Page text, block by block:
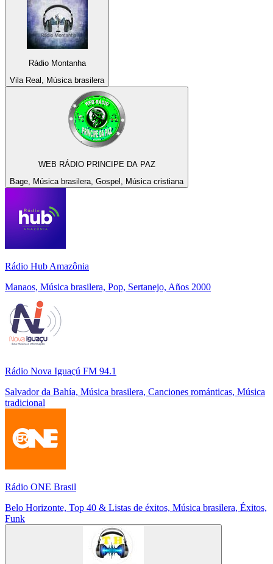
Rádio Montanha
Vila Real, Música brasilera
WEB RÁDIO PRINCIPE DA PAZ
Bage, Música brasilera, Gospel, Música cristiana
Rádio Hub Amazônia
Manaos, Música brasilera, Pop, Sertanejo, Años 2000
Rádio Nova Iguaçú FM 94.1
Salvador da Bahía, Música brasilera, Canciones románticas, Música
tradicional
Rádio ONE Brasil
Belo Horizonte, Top 40 & Listas de éxitos, Música brasilera, Éxitos,
Funk